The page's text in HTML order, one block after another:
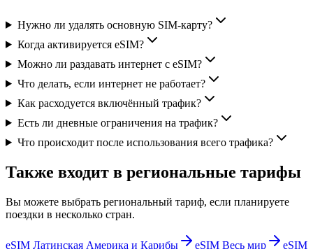
Нужно ли удалять основную SIM-карту?
Когда активируется eSIM?
Можно ли раздавать интернет с eSIM?
Что делать, если интернет не работает?
Как расходуется включённый трафик?
Есть ли дневные ограничения на трафик?
Что происходит после использования всего трафика?
Также входит в региональные тарифы
Вы можете выбрать региональный тариф, если планируете
поездки в несколько стран.
eSIM Латинская Америка и Карибы eSIM Весь мир eSIM